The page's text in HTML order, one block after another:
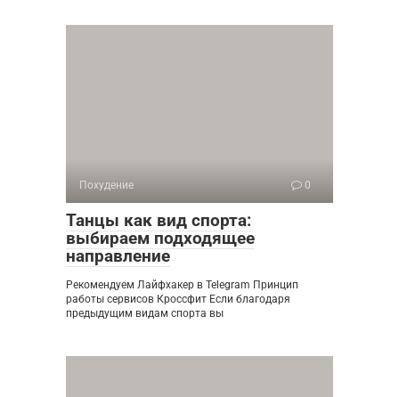
Похудение 0
Танцы как вид спорта:
выбираем подходящее
направление
Рекомендуем Лайфхакер в Telegram Принцип
работы сервисов Кроссфит Если благодаря
предыдущим видам спорта вы